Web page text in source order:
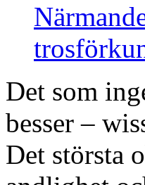
Det som
besser –
Det största